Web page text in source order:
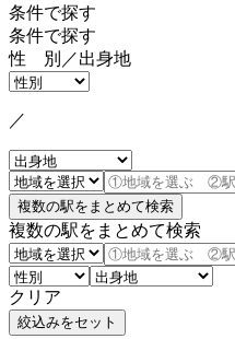
条件で探す
条件で探す
性 別／出身地
／
複数の駅をまとめて検索
クリア